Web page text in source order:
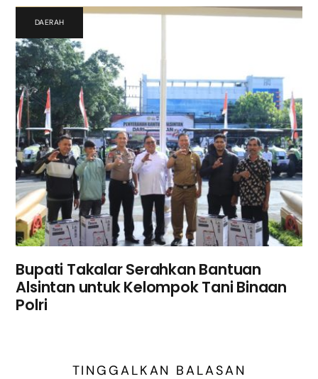
DAERAH
Bupati Takalar Serahkan Bantuan
Alsintan untuk Kelompok Tani Binaan
Polri
TINGGALKAN BALASAN